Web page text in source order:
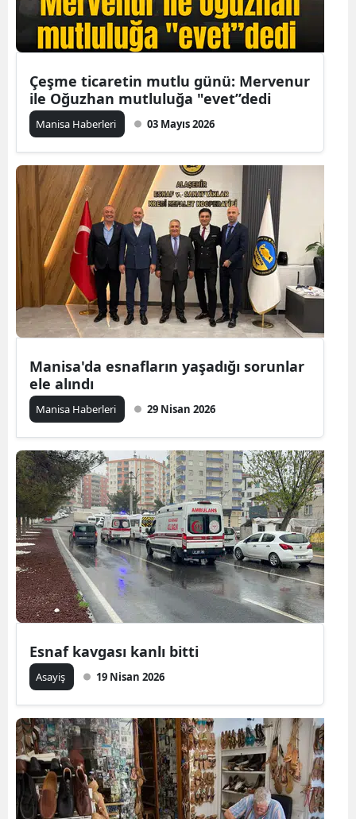
Çeşme ticaretin mutlu günü: Mervenur
ile Oğuzhan mutluluğa "evet”dedi
Manisa Haberleri 03 Mayıs 2026
Manisa'da esnafların yaşadığı sorunlar
ele alındı
Manisa Haberleri 29 Nisan 2026
Esnaf kavgası kanlı bitti
Asayiş 19 Nisan 2026